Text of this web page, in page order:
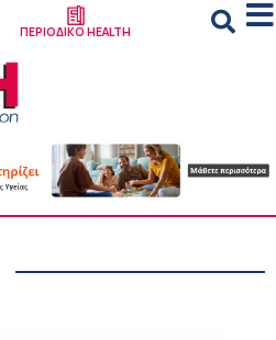
ΠΕΡΙΟΔΙΚΟ HEALTH